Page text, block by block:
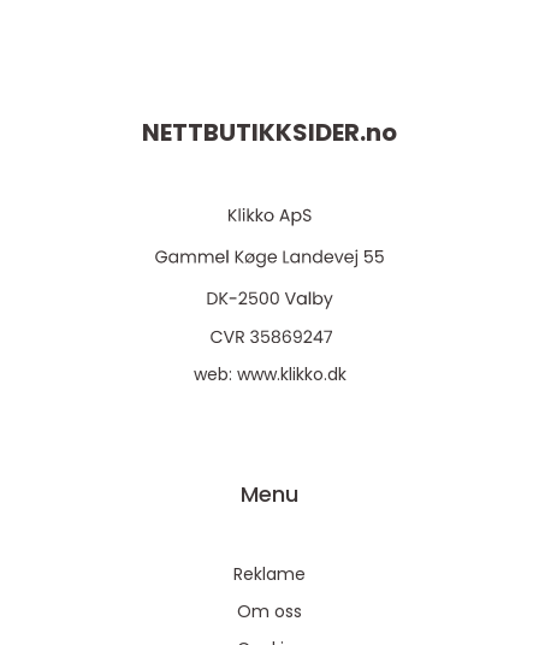
NETTBUTIKKSIDER.no
web: www.klikko.dk
Menu
Reklame
Om oss